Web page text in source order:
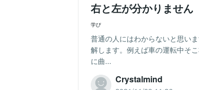
右と左が分かりません
学び
普通の人にはわからないと思い
解します。例えば車の運転中そ
に曲...
Crystalmind